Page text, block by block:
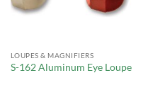
LOUPES & MAGNIFIERS
S-162 Aluminum Eye Loupe